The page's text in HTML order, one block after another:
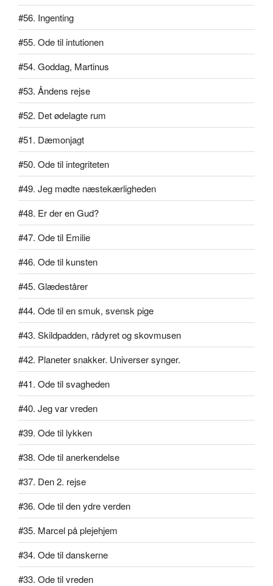
#56. Ingenting
#55. Ode til intutionen
#54. Goddag, Martinus
#53. Åndens rejse
#52. Det ødelagte rum
#51. Dæmonjagt
#50. Ode til integriteten
#49. Jeg mødte næstekærligheden
#48. Er der en Gud?
#47. Ode til Emilie
#46. Ode til kunsten
#45. Glædestårer
#44. Ode til en smuk, svensk pige
#43. Skildpadden, rådyret og skovmusen
#42. Planeter snakker. Universer synger.
#41. Ode til svagheden
#40. Jeg var vreden
#39. Ode til lykken
#38. Ode til anerkendelse
#37. Den 2. rejse
#36. Ode til den ydre verden
#35. Marcel på plejehjem
#34. Ode til danskerne
#33. Ode til vreden